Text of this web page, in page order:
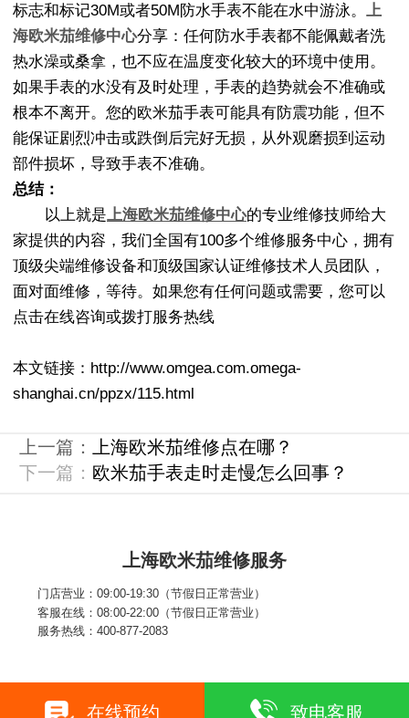
标志和标记30M或者50M防水手表不能在水中游泳。
上
海欧米茄维修中心分享：任何防水手表都不能佩戴者洗
热水澡或桑拿，也不应在温度变化较大的环境中使用。
如果手表的水没有及时处理，手表的趋势就会不准确或
根本不离开。您的欧米茄手表可能具有防震功能，但不
能保证剧烈冲击或跌倒后完好无损，从外观磨损到运动
部件损坏，导致手表不准确。
总结：
以上就是 上海欧米茄维修中心的专业维修技师给大
家提供的内容，我们全国有100多个维修服务中心，拥有
顶级尖端维修设备和顶级国家认证维修技术人员团队，
面对面维修，等待。如果您有任何问题或需要，您可以
点击在线咨询或拨打服务热线
本文链接：http://www.omgea.com.omega-
shanghai.cn/ppzx/115.html
上一篇：
上海欧米茄维修点在哪？
下一篇： 欧米茄手表走时走慢怎么回事？
上海欧米茄维修服务
门店营业：09:00-19:30（节假日正常营业）
客服在线：08:00-22:00（节假日正常营业）
服务热线：400-877-2083
在线预约 致电客服